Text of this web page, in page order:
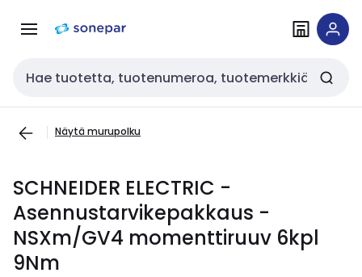
navigointiinsisältöön
Haku
Näytä murupolku
SCHNEIDER ELECTRIC -
Asennustarvikepakkaus -
NSXm/GV4 momenttiruuv 6kpl
9Nm